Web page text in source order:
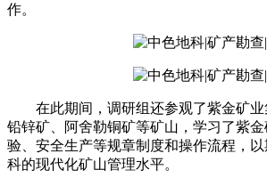
作。
在此期间，调研组还参观了紫金矿
铅锌矿、阿舍勒铜矿等矿山，学习了紫
验、安全生产等规章制度和操作流程，
科的现代化矿山管理水平。